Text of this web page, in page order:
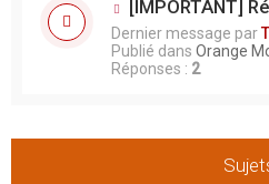
[IMPORTANT]
Dernier message par
Publié dans Orange
Réponses : 2